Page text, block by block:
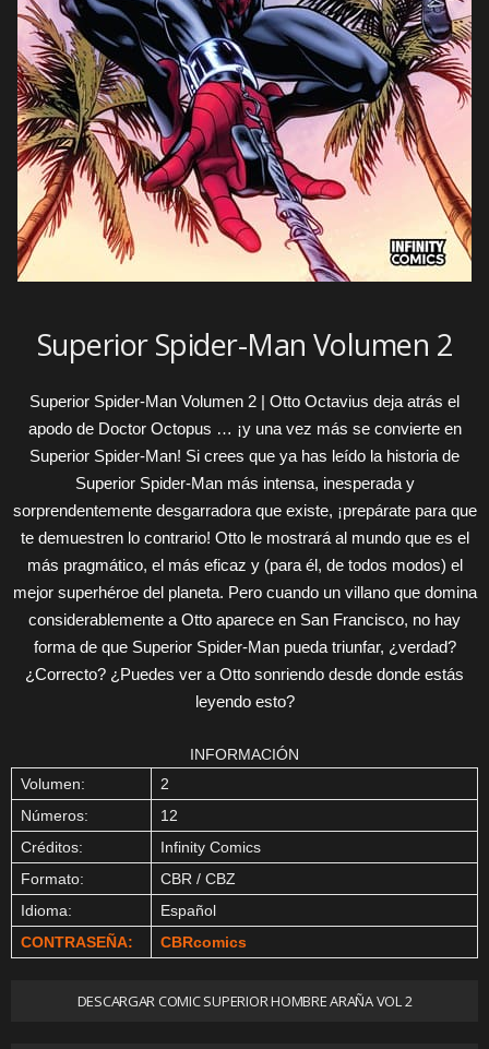
Superior Spider-Man Volumen 2
Superior Spider-Man Volumen 2 | Otto Octavius deja atrás el
apodo de Doctor Octopus … ¡y una vez más se convierte en
Superior Spider-Man! Si crees que ya has leído la historia de
Superior Spider-Man más intensa, inesperada y
sorprendentemente desgarradora que existe, ¡prepárate para que
te demuestren lo contrario! Otto le mostrará al mundo que es el
más pragmático, el más eficaz y (para él, de todos modos) el
mejor superhéroe del planeta. Pero cuando un villano que domina
considerablemente a Otto aparece en San Francisco, no hay
forma de que Superior Spider-Man pueda triunfar, ¿verdad?
¿Correcto? ¿Puedes ver a Otto sonriendo desde donde estás
leyendo esto?
INFORMACIÓN
Volumen:
2
Números:
12
Créditos:
Infinity Comics
Formato:
CBR / CBZ
Idioma:
Español
CONTRASEÑA:
CBRcomics
DESCARGAR COMIC SUPERIOR HOMBRE ARAÑA VOL 2